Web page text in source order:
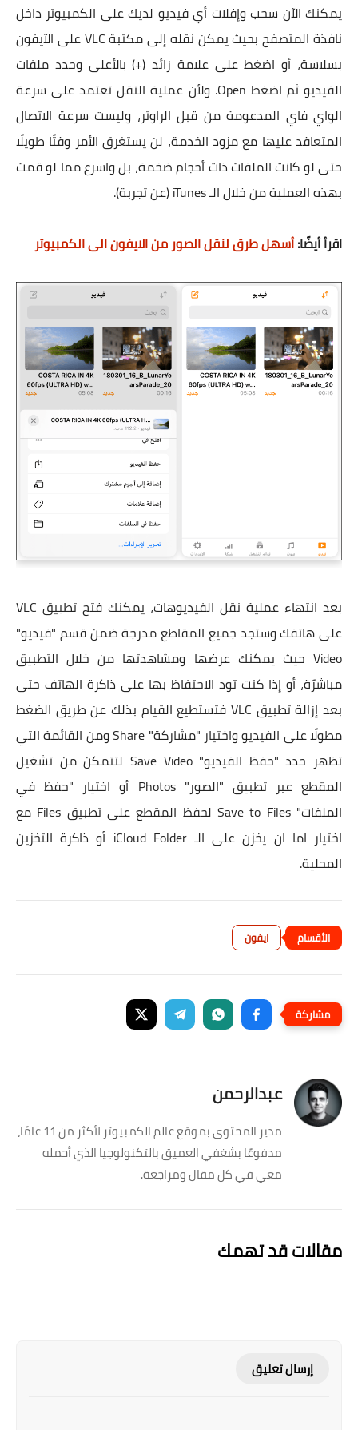
يمكنك الآن سحب وإفلات أي فيديو لديك على الكمبيوتر داخل
نافذة المتصفح بحيث يمكن نقله إلى مكتبة VLC على الآيفون
بسلاسة، أو اضغط على علامة زائد (+) بالأعلى وحدد ملفات
الفيديو ثم اضغط Open. ولأن عملية النقل تعتمد على سرعة
الواي فاي المدعومة من قبل الراوتر، وليست سرعة الاتصال
المتعاقد عليها مع مزود الخدمة، لن يستغرق الأمر وقتًا طويلًا
حتى لو كانت الملفات ذات أحجام ضخمة، بل واسرع مما لو قمت
بهذه العملية من خلال الـ iTunes (عن تجربة).
اقرأ أيضًا:أسهل طرق لنقل الصور من الايفون الى الكمبيوتر
بعد انتهاء عملية نقل الفيديوهات، يمكنك فتح تطبيق VLC
على هاتفك وستجد جميع المقاطع مدرجة ضمن قسم "فيديو"
Video حيث يمكنك عرضها ومشاهدتها من خلال التطبيق
مباشرًة، أو إذا كنت تود الاحتفاظ بها على ذاكرة الهاتف حتى
بعد إزالة تطبيق VLC فتستطيع القيام بذلك عن طريق الضغط
مطولًا على الفيديو واختيار "مشاركة" Share ومن القائمة التي
تظهر حدد "حفظ الفيديو" Save Video لتتمكن من تشغيل
المقطع عبر تطبيق "الصور" Photos أو اختيار "حفظ في
الملفات" Save to Files لحفظ المقطع على تطبيق Files مع
اختيار اما ان يخزن على الـ iCloud Folder أو ذاكرة التخزين
المحلية.
ايفون
عبدالرحمن
مدير المحتوى بموقع عالم الكمبيوتر لأكثر من 11 عامًا،
مدفوعًا بشغفي العميق بالتكنولوجيا الذي أحمله
معي في كل مقال ومراجعة.
مقالات قد تهمك
إرسال تعليق